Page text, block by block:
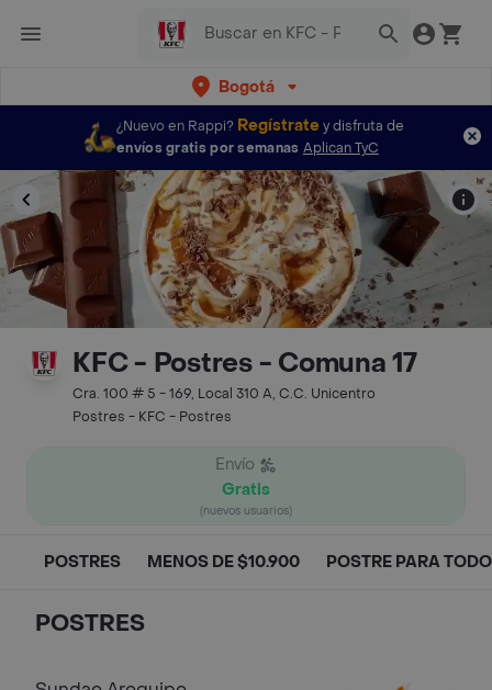
Bogotá
¿Nuevo en Rappi? Regístratey disfruta de
envíos gratis por semanas Aplican TyC
KFC - Postres - Comuna 17
Cra. 100 # 5 - 169, Local 310 A, C.C. Unicentro
Postres - KFC - Postres
Envío
Gratis
(nuevos usuarios)
POSTRES MENOS DE $10.900 POSTRE PARA
POSTRES